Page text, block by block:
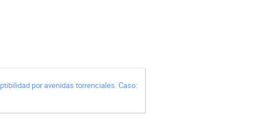
por avenidas torrenciales. Caso: